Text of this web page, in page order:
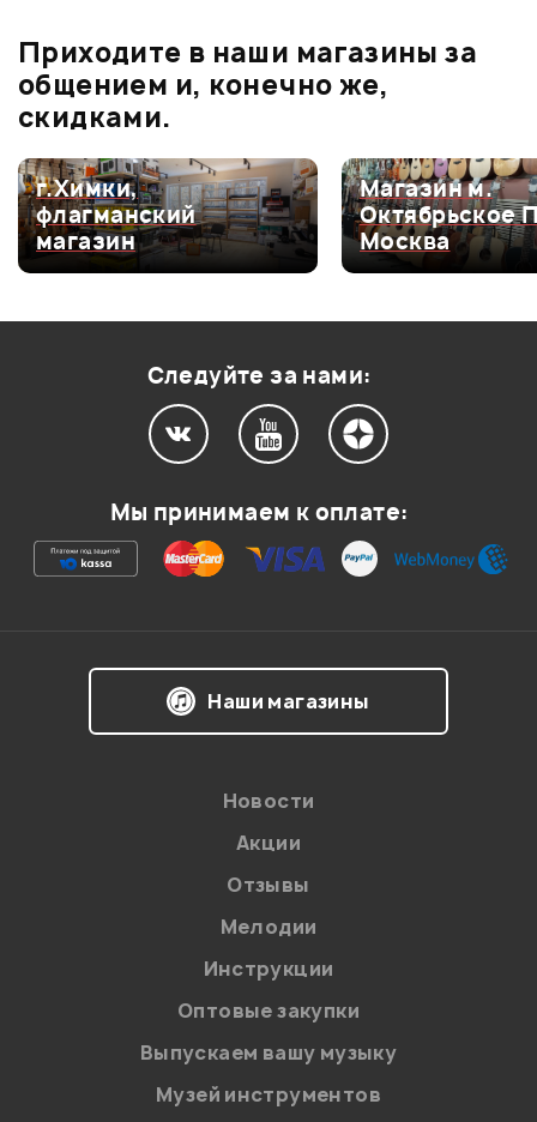
0.0
Оценка5
0
Оценка4
0
Оценка3
0
Ваша оценка:
на обработку персональных данных в
Политикой в отношении обработки
персональных данных.
Введите проверочное число:
Приходите в наши магазины за
общением и, конечно же,
скидками.
г.Химки,
флагманский
магазин
Магазин м.
Октябрьское
Москва
Следуйте за нами:
Мы принимаем к оплате:
Наши магазины
Новости
Акции
Отзывы
Мелодии
Инструкции
Оптовые закупки
Выпускаем вашу музыку
Музей инструментов